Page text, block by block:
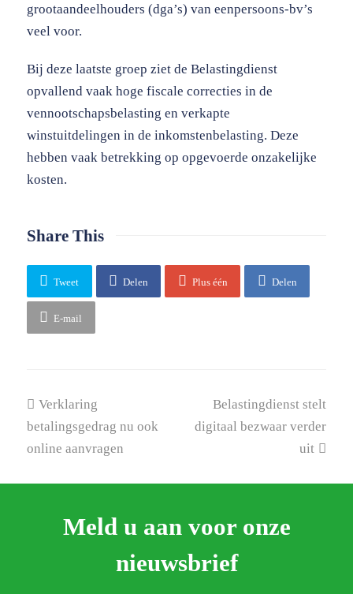
grootaandeelhouders (dga’s) van eenpersoons-bv’s
veel voor.
Bij deze laatste groep ziet de Belastingdienst
opvallend vaak hoge fiscale correcties in de
vennootschapsbelasting en verkapte
winstuitdelingen in de inkomstenbelasting. Deze
hebben vaak betrekking op opgevoerde onzakelijke
kosten.
Share This
Tweet Delen Plus één Delen
E-mail
previous
post:
Verklaring
betalingsgedrag nu ook
online aanvragen
next
post:
Belastingdienst stelt
digitaal bezwaar verder
uit
Meld u aan voor onze
nieuwsbrief